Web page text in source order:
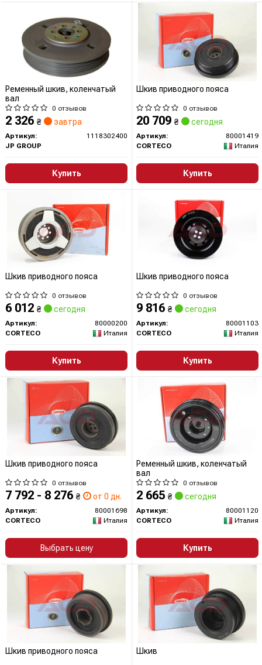
Ременный шкив, коленчатый
вал
0 отзывов
2 326 ₴ завтра
Артикул:
1118302400
JP GROUP
Купить
Шкив приводного пояса
0 отзывов
20 709 ₴ сегодня
Артикул:
80001419
CORTECO
Италия
Купить
Шкив приводного пояса
0 отзывов
6 012 ₴ сегодня
Артикул:
80000200
CORTECO
Италия
Купить
Шкив приводного пояса
0 отзывов
9 816 ₴ сегодня
Артикул:
80001103
CORTECO
Италия
Купить
Шкив приводного пояса
0 отзывов
7 792 - 8 276 ₴ от 0 дн.
Артикул:
80001698
CORTECO
Италия
Выбрать цену
Ременный шкив, коленчатый
вал
0 отзывов
2 665 ₴ сегодня
Артикул:
80001120
CORTECO
Италия
Купить
Шкив приводного пояса Шкив